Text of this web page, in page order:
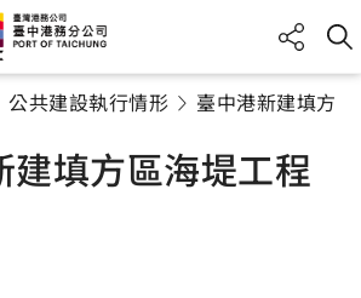
公共建設執行情形 臺中港新建填方
建填方區海堤工程